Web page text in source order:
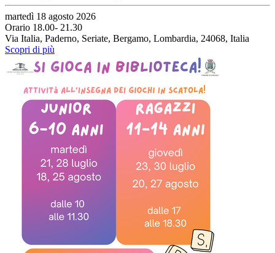
martedì 18 agosto 2026
Orario 18.00- 21.30
Via Italia, Paderno, Seriate, Bergamo, Lombardia, 24068, Italia
Scopri di più